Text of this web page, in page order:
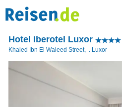
Hotel Iberotel Luxor
Khaled Ibn El Waleed Street, . Luxor